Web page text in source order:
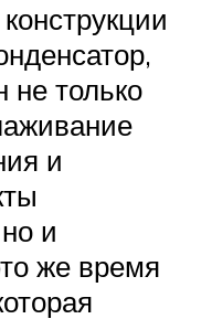
не только
и
и
же время